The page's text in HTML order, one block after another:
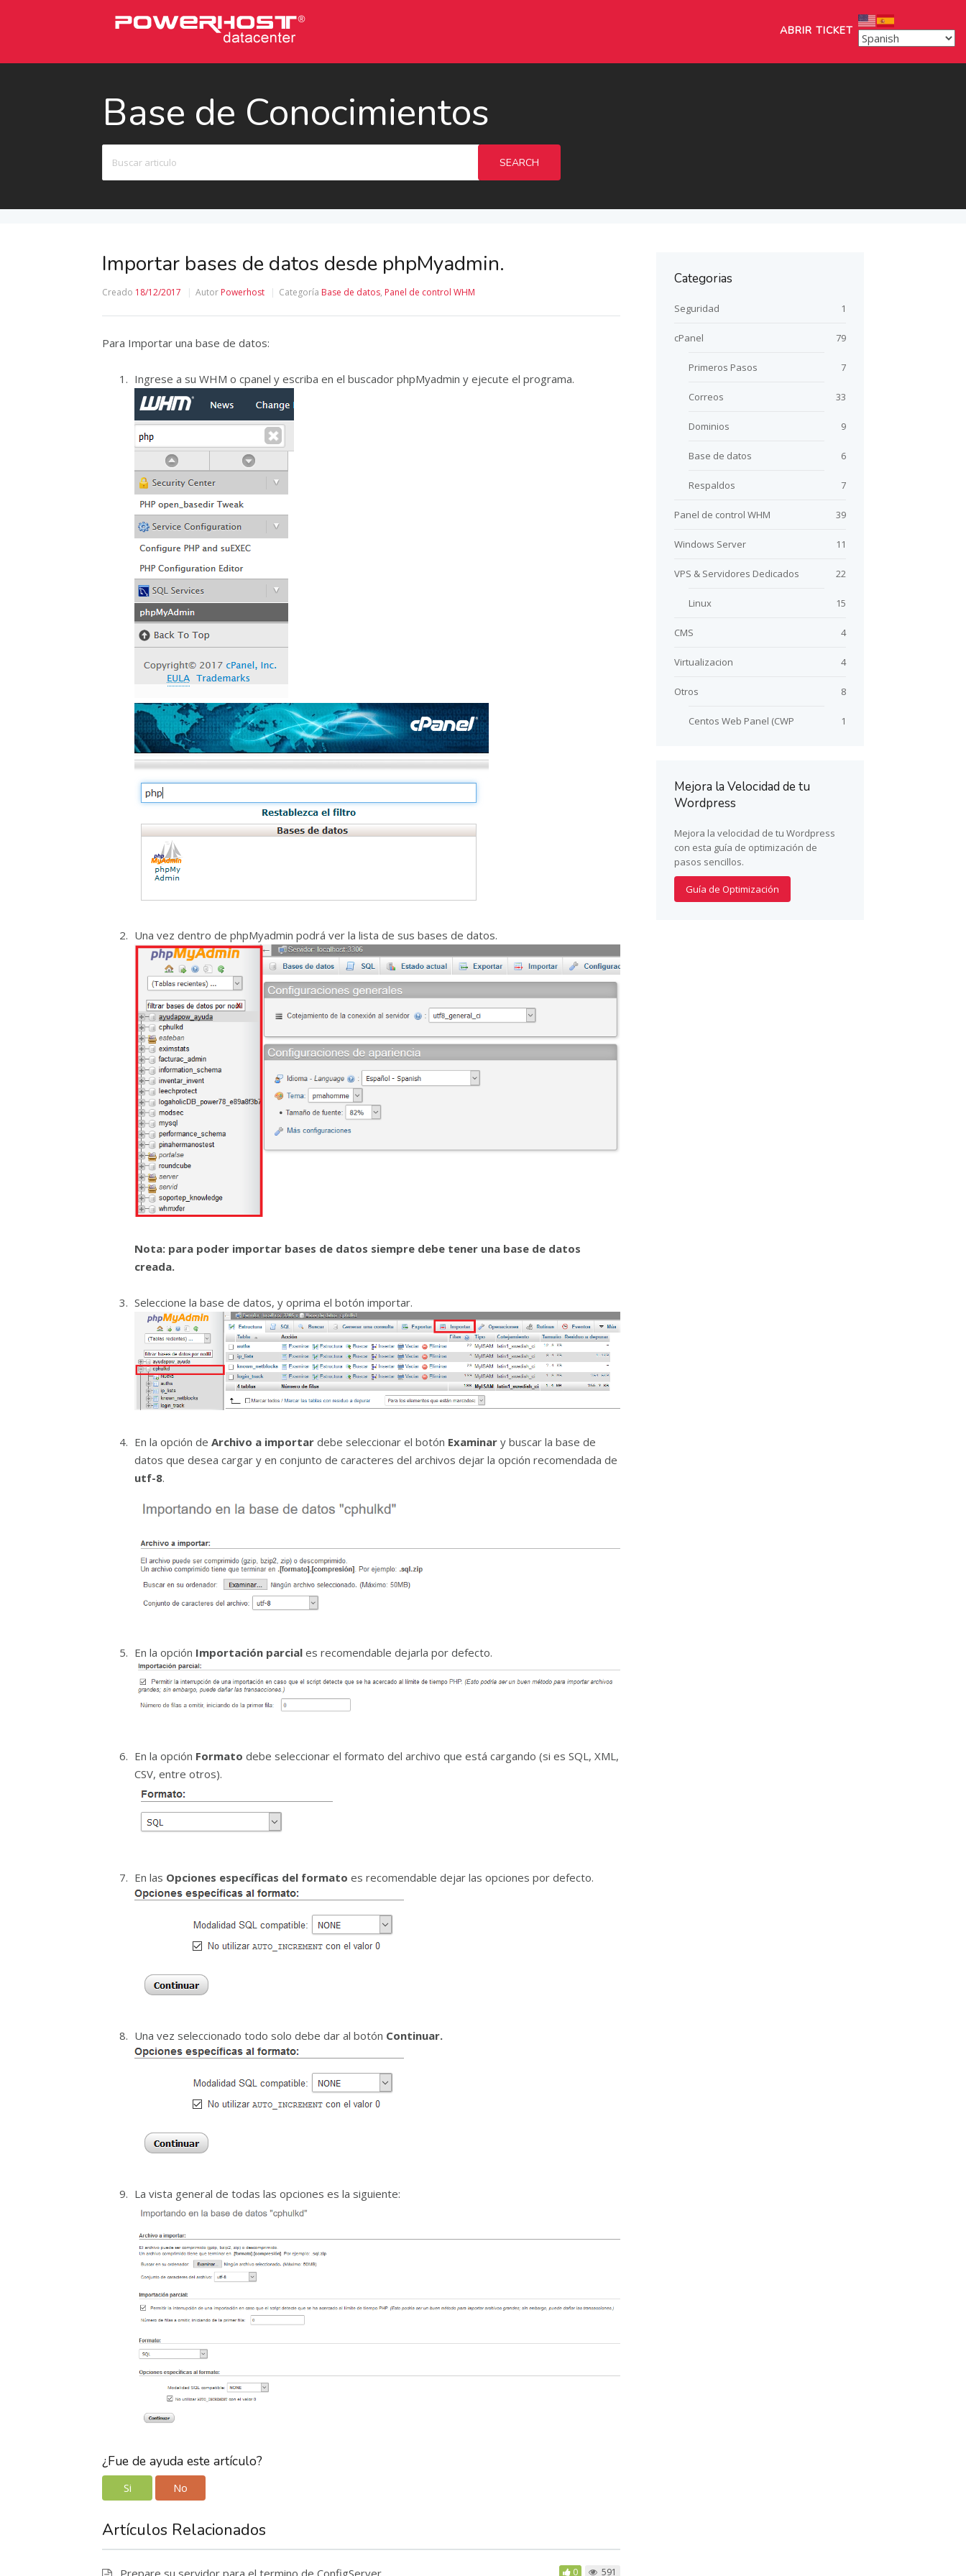
ABRIR TICKET
Base de Conocimientos
SEARCH
Importar bases de datos desde phpMyadmin.
Creado 18/12/2017 Autor Powerhost Categoría Base de datos, Panel de control WHM
Para Importar una base de datos:
Ingrese a su WHM o cpanel y escriba en el buscador phpMyadmin y ejecute el programa.
Una vez dentro de phpMyadmin podrá ver la lista de sus bases de datos.
Nota: para poder importar bases de datos siempre debe tener una base de datos
creada.
Seleccione la base de datos, y oprima el botón importar.
En la opción de Archivo a importar debe seleccionar el botón Examinar y buscar la base de
datos que desea cargar y en conjunto de caracteres del archivos dejar la opción recomendada de
utf-8.
En la opción Importación parcial es recomendable dejarla por defecto.
En la opción Formato debe seleccionar el formato del archivo que está cargando (si es SQL, XML,
CSV, entre otros).
En las Opciones específicas del formato es recomendable dejar las opciones por defecto.
Una vez seleccionado todo solo debe dar al botón Continuar.
La vista general de todas las opciones es la siguiente:
¿Fue de ayuda este artículo?
Si No
Artículos Relacionados
Prepare su servidor para el termino de ConfigServer 0 591
Categorias
Seguridad 1
cPanel 79
Primeros Pasos 7
Correos 33
Dominios 9
Base de datos 6
Respaldos 7
Panel de control WHM 39
Windows Server 11
VPS & Servidores Dedicados 22
Linux 15
CMS 4
Virtualizacion 4
Otros 8
Centos Web Panel (CWP 1
Mejora la Velocidad de tu
Wordpress
Mejora la velocidad de tu Wordpress
con esta guía de optimización de
pasos sencillos.
Guía de Optimización